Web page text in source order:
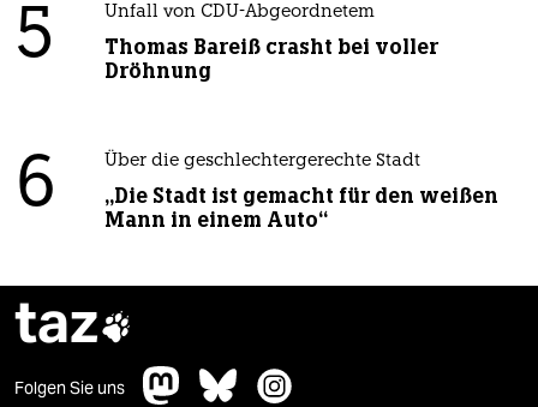
5 Unfall von CDU-Abgeordnetem
Thomas Bareiß crasht bei voller
Dröhnung
6 Über die geschlechtergerechte Stadt
„Die Stadt ist gemacht für den weißen
Mann in einem Auto“
taz
Folgen Sie uns